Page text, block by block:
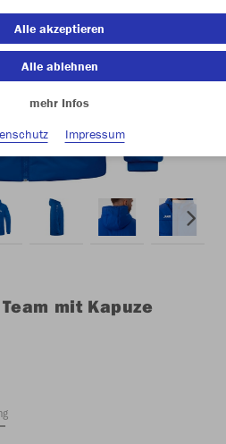
mit Kapuze
Alle akzeptieren
Alle ablehnen
mehr Infos
Impressum